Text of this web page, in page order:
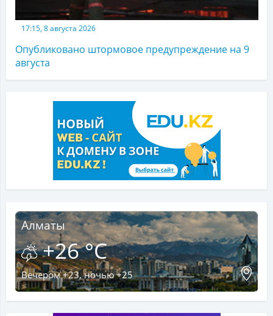
17:15, 8 августа 2026
Опубликовано штормовое предупреждение на 9
августа
Алматы
+26 °C
Вечером +23, ночью +25